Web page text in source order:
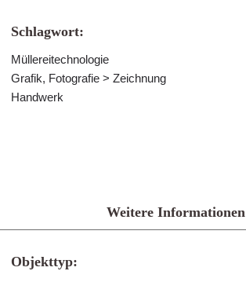
Schlagwort:
Müllereitechnologie
Grafik, Fotografie > Zeichnung
Handwerk
Weitere Informationen
Objekttyp: